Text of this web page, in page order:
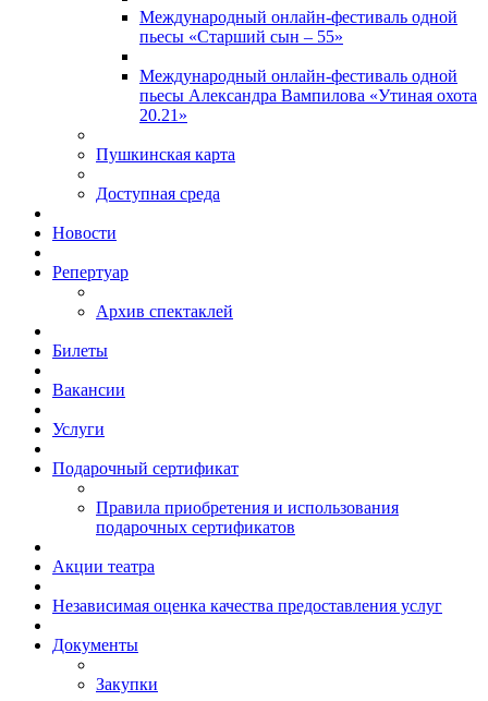
Международный онлайн-фестиваль одной
пьесы «Старший сын – 55»
Международный онлайн-фестиваль одной
пьесы Александра Вампилова «Утиная охота
20.21»
Пушкинская карта
Доступная среда
Новости
Репертуар
Архив спектаклей
Билеты
Вакансии
Услуги
Подарочный сертификат
Правила приобретения и использования
подарочных сертификатов
Акции театра
Независимая оценка качества предоставления услуг
Документы
Закупки